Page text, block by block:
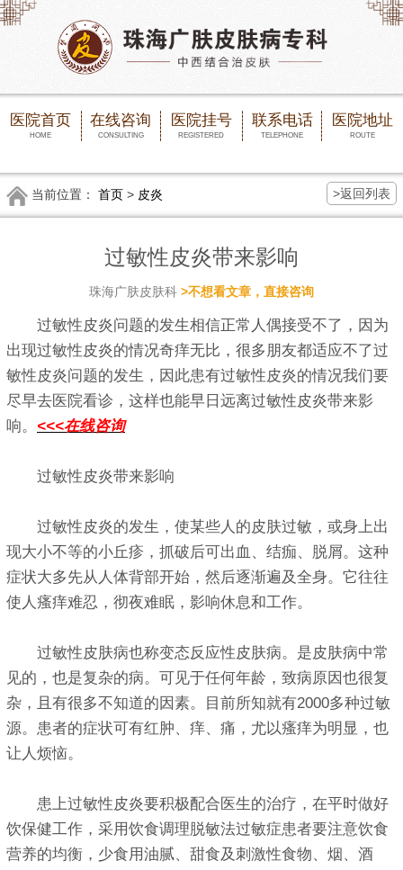
医院首页
HOME
在线咨询
CONSULTING
医院挂号
REGISTERED
联系电话
TELEPHONE
医院地址
ROUTE
当前位置： 首页> 皮炎 >返回列表
过敏性皮炎带来影响
珠海广肤皮肤科 >不想看文章，直接咨询
过敏性皮炎问题的发生相信正常人偶接受不了，因为
出现过敏性皮炎的情况奇痒无比，很多朋友都适应不了过
敏性皮炎问题的发生，因此患有过敏性皮炎的情况我们要
尽早去医院看诊，这样也能早日远离过敏性皮炎带来影
响。 <<<在线咨询
过敏性皮炎带来影响
过敏性皮炎的发生，使某些人的皮肤过敏，或身上出
现大小不等的小丘疹，抓破后可出血、结痂、脱屑。这种
症状大多先从人体背部开始，然后逐渐遍及全身。它往往
使人瘙痒难忍，彻夜难眠，影响休息和工作。
过敏性皮肤病也称变态反应性皮肤病。是皮肤病中常
见的，也是复杂的病。可见于任何年龄，致病原因也很复
杂，且有很多不知道的因素。目前所知就有2000多种过敏
源。患者的症状可有红肿、痒、痛，尤以瘙痒为明显，也
让人烦恼。
患上过敏性皮炎要积极配合医生的治疗，在平时做好
饮保健工作，采用饮食调理脱敏法过敏症患者要注意饮食
营养的均衡，少食用油腻、甜食及刺激性食物、烟、酒